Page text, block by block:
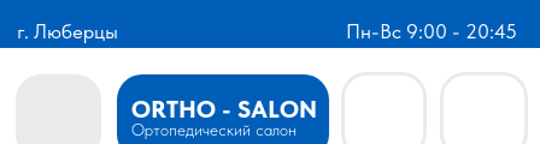
г. Люберцы Пн-Вс 9:00 - 20:45
ORTHO - SALON
Ортопедический салон